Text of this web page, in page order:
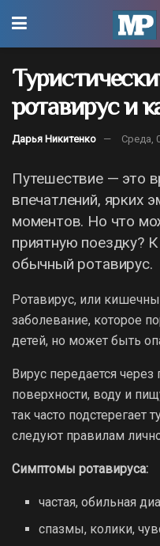
ротавирус и
Дарья Никитенко Среда,
Путешествие — это
впечатлений, ярких
моментов. Но что
приятную поездку?
обычный ротавирус.
Ротавирус, или
заболевание, которое
детей, но может быть
Вирус передается
поверхности, воду и
так часто подстерегает
следуют правилам
Симптомы ротавируса:
частая, обильная
спазмы, колики,